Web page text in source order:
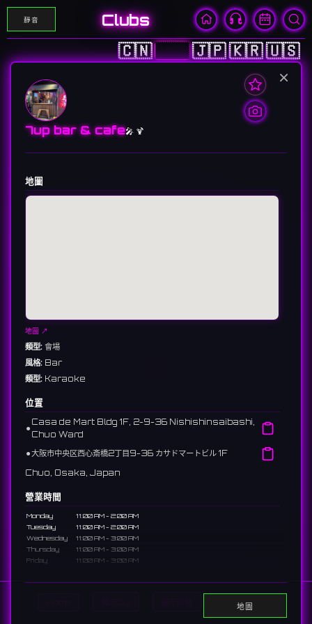
靜音 Clubs
🇨🇳🇭🇰🇯🇵🇰🇷🇺🇸
Search
×
7up bar & cafe🎤 🍹
地圖
地圖 ↗
類型: 會場
風格: Bar
類型: Karaoke
位置
⚫︎
Casa de Mart Bldg 1F, 2-9-36 Nishishinsaibashi,
Chuo Ward
⚫︎大阪市中央区西心斎橋2丁目9-36 カサドマートビル 1F
Chuo, Osaka, Japan
營業時間
Monday
11:00 AM - 2:00 AM
Tuesday
11:00 AM - 2:00 AM
Wednesday
11:00 AM - 3:00 AM
Thursday
11:00 AM - 3:00 AM
Friday
11:00 AM - 3:00 AM
Sunday
11:00 AM - 3:00 AM
地圖